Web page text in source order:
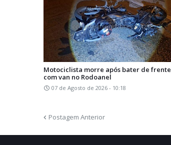
Motociclista morre após bater de frente
com van no Rodoanel
07 de Agosto de 2026 - 10:18
Postagem Anterior